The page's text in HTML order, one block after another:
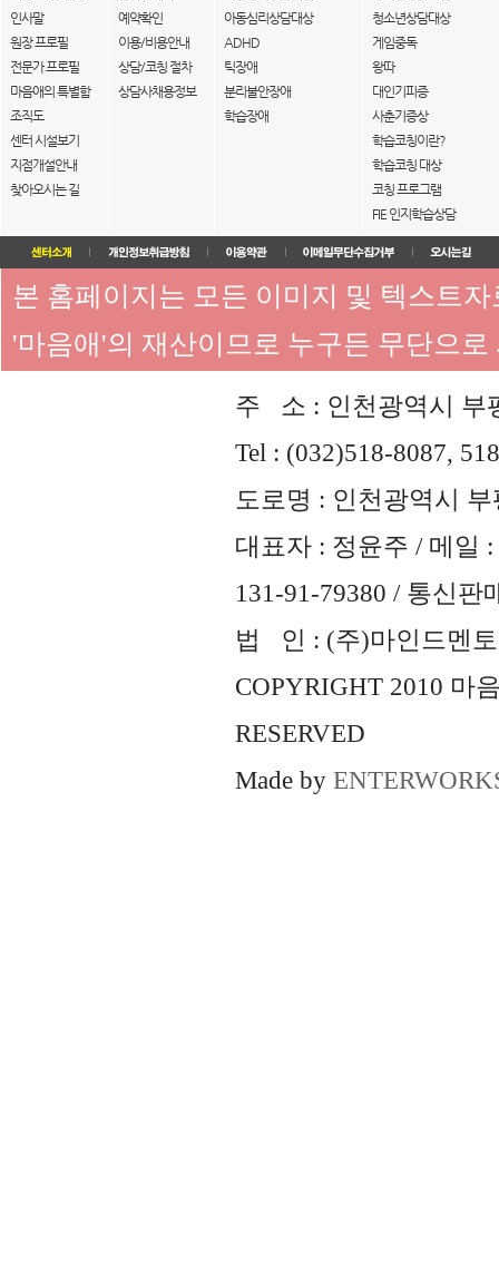
인사말
원장 프로필
전문가 프로필
마음애의 특별함
조직도
센터 시설보기
지점개설안내
찾아오시는 길
예약확인
이용/비용안내
상담/코칭 절차
상담사채용정보
아동심리상담대상
ADHD
틱장애
분리불안장애
학습장애
청소년상담대상
게임중독
왕따
대인기피증
사춘기증상
학습코칭이란?
학습코칭 대상
코칭 프로그램
FIE 인지학습상담
본 홈페이지는 모든 이미지 및 텍스트
'마음애'의 재산이므로 누구든 무단으
주 소 : 인천광역시 부
Tel : (032)518-8087,
도로명 : 인천광역시
대표자 : 정윤주 / 메일 :
131-91-79380 / 통신판
법 인 : (주)마인드멘토
COPYRIGHT 2010 마
RESERVED
Made by